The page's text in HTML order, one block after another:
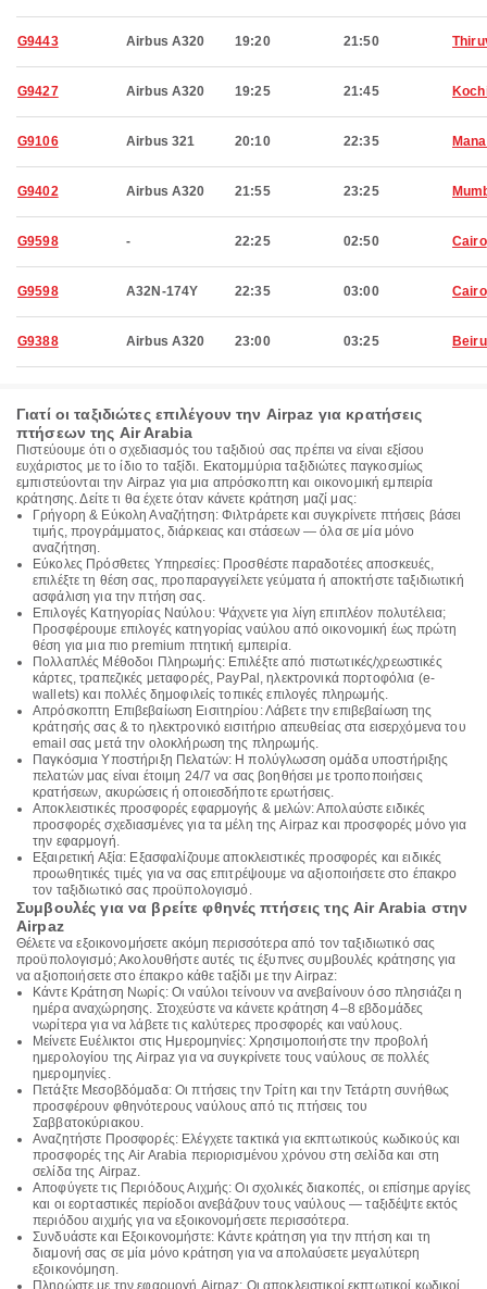
G9443 Airbus A320 19:20 21:50
G9427 Airbus A320 19:25 21:45
G9106 Airbus 321 20:10 22:35
G9402 Airbus A320 21:55 23:25
G9598 - 22:25 02:50 Cairo
G9598 A32N-174Y 22:35 03:00 Cairo
G9388 Airbus A320 23:00 03:25
Γιατί οι ταξιδιώτες επιλέγουν την Airpaz για κρατήσεις
πτήσεων της Air Arabia
Πιστεύουμε ότι ο σχεδιασμός του ταξιδιού σας πρέπει να είναι εξίσου
ευχάριστος με το ίδιο το ταξίδι. Εκατομμύρια ταξιδιώτες παγκοσμίως
εμπιστεύονται την Airpaz για μια απρόσκοπτη και οικονομική εμπειρία
κράτησης. Δείτε τι θα έχετε όταν κάνετε κράτηση μαζί μας:
Γρήγορη & Εύκολη Αναζήτηση: Φιλτράρετε και συγκρίνετε πτήσεις βάσει
τιμής, προγράμματος, διάρκειας και στάσεων — όλα σε μία μόνο
αναζήτηση.
Εύκολες Πρόσθετες Υπηρεσίες: Προσθέστε παραδοτέες αποσκευές,
επιλέξτε τη θέση σας, προπαραγγείλετε γεύματα ή αποκτήστε ταξιδιωτική
ασφάλιση για την πτήση σας.
Επιλογές Κατηγορίας Ναύλου: Ψάχνετε για λίγη επιπλέον πολυτέλεια;
Προσφέρουμε επιλογές κατηγορίας ναύλου από οικονομική έως πρώτη
θέση για μια πιο premium πτητική εμπειρία.
Πολλαπλές Μέθοδοι Πληρωμής: Επιλέξτε από πιστωτικές/χρεωστικές
κάρτες, τραπεζικές μεταφορές, PayPal, ηλεκτρονικά πορτοφόλια (e-
wallets) και πολλές δημοφιλείς τοπικές επιλογές πληρωμής.
Απρόσκοπτη Επιβεβαίωση Εισιτηρίου: Λάβετε την επιβεβαίωση της
κράτησής σας & το ηλεκτρονικό εισιτήριο απευθείας στα εισερχόμενα του
email σας μετά την ολοκλήρωση της πληρωμής.
Παγκόσμια Υποστήριξη Πελατών: Η πολύγλωσση ομάδα υποστήριξης
πελατών μας είναι έτοιμη 24/7 να σας βοηθήσει με τροποποιήσεις
κρατήσεων, ακυρώσεις ή οποιεσδήποτε ερωτήσεις.
Αποκλειστικές προσφορές εφαρμογής & μελών: Απολαύστε ειδικές
προσφορές σχεδιασμένες για τα μέλη της Airpaz και προσφορές μόνο για
την εφαρμογή.
Εξαιρετική Αξία: Εξασφαλίζουμε αποκλειστικές προσφορές και ειδικές
προωθητικές τιμές για να σας επιτρέψουμε να αξιοποιήσετε στο έπακρο
τον ταξιδιωτικό σας προϋπολογισμό.
Συμβουλές για να βρείτε φθηνές πτήσεις της Air Arabia στην
Airpaz
Θέλετε να εξοικονομήσετε ακόμη περισσότερα από τον ταξιδιωτικό σας
προϋπολογισμό; Ακολουθήστε αυτές τις έξυπνες συμβουλές κράτησης για
να αξιοποιήσετε στο έπακρο κάθε ταξίδι με την Airpaz:
Κάντε Κράτηση Νωρίς: Οι ναύλοι τείνουν να ανεβαίνουν όσο πλησιάζει η
ημέρα αναχώρησης. Στοχεύστε να κάνετε κράτηση 4–8 εβδομάδες
νωρίτερα για να λάβετε τις καλύτερες προσφορές και ναύλους.
Μείνετε Ευέλικτοι στις Ημερομηνίες: Χρησιμοποιήστε την προβολή
ημερολογίου της Airpaz για να συγκρίνετε τους ναύλους σε πολλές
ημερομηνίες.
Πετάξτε Μεσοβδόμαδα: Οι πτήσεις την Τρίτη και την Τετάρτη συνήθως
προσφέρουν φθηνότερους ναύλους από τις πτήσεις του
Σαββατοκύριακου.
Αναζητήστε Προσφορές: Ελέγχετε τακτικά για εκπτωτικούς κωδικούς και
προσφορές της Air Arabia περιορισμένου χρόνου στη σελίδα και στη
σελίδα της Airpaz.
Αποφύγετε τις Περιόδους Αιχμής: Οι σχολικές διακοπές, οι επίσημε αργίες
και οι εορταστικές περίοδοι ανεβάζουν τους ναύλους — ταξιδέψτε εκτός
περιόδου αιχμής για να εξοικονομήσετε περισσότερα.
Συνδυάστε και Εξοικονομήστε: Κάντε κράτηση για την πτήση και τη
διαμονή σας σε μία μόνο κράτηση για να απολαύσετε μεγαλύτερη
εξοικονόμηση.
Πληρώστε με την εφαρμογή Airpaz: Οι αποκλειστικοί εκπτωτικοί κωδικοί